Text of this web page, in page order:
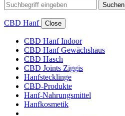
Suchen
CBD Hanf Close
CBD Hanf Indoor
CBD Hanf Gewächshaus
CBD Hasch
CBD Joints Ziggis
Hanfstecklinge
CBD-Produkte
Hanf-Nahrungsmittel
Hanfkosmetik